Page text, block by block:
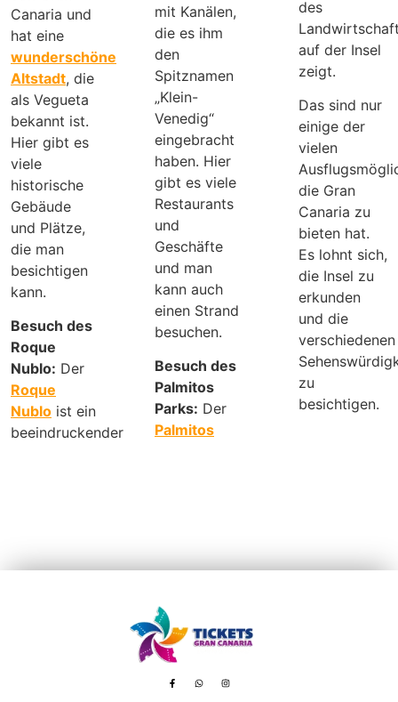
Canaria und
hat eine
wunderschöne
Altstadt, die
als Vegueta
bekannt ist.
Hier gibt es
viele
historische
Gebäude
und Plätze,
die man
besichtigen
kann.
Besuch des
Roque
Nublo: Der
Roque
Nublo ist ein
beeindruckender
mit Kanälen,
die es ihm
den
Spitznamen
„Klein-
Venedig“
eingebracht
haben. Hier
gibt es viele
Restaurants
und
Geschäfte
und man
kann auch
einen Strand
besuchen.
Besuch des
Palmitos
Parks: Der
Palmitos
des
auf der Insel
zeigt.
Das sind nur
einige der
vielen
die Gran
Canaria zu
bieten hat.
Es lohnt sich,
die Insel zu
erkunden
und die
verschiedenen
zu
besichtigen.